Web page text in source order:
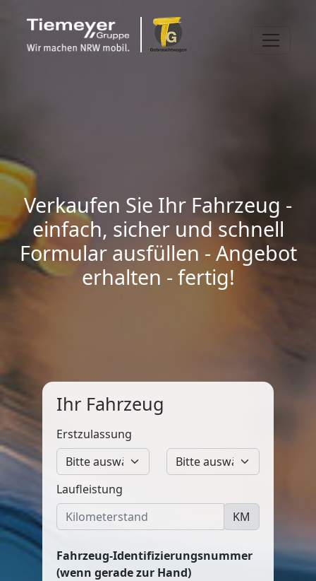
Verkaufen Sie Ihr Fahrzeug -
einfach, sicher und schnell
Formular ausfüllen - Angebot
erhalten - fertig!
Ihr Fahrzeug
Erstzulassung
Laufleistung
KM
Fahrzeug-Identifizierungsnummer
(wenn gerade zur Hand)